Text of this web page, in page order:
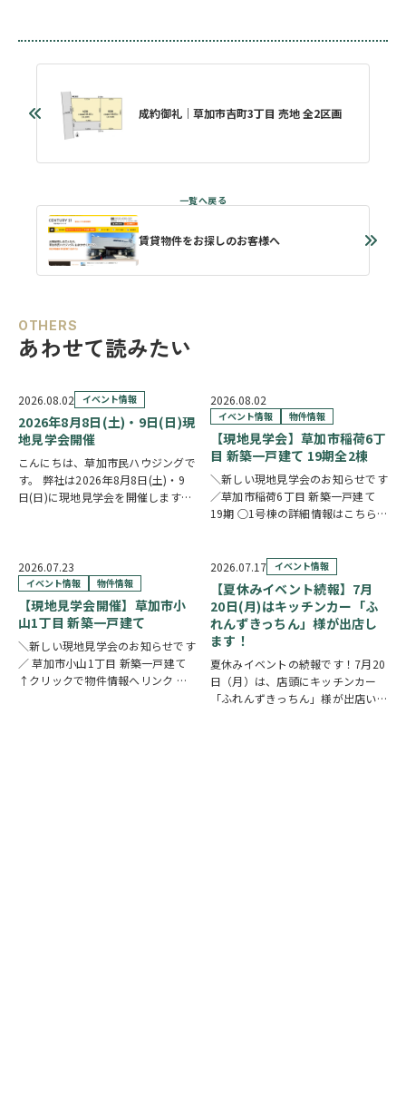
成約御礼｜草加市吉町3丁目 売地 全2区画
賃貸物件をお探しのお客様へ
OTHERS
あわせて読みたい
2026.08.02 イベント情報
2026年8月8日(土)・9日(日)現
地見学会開催
こんにちは、草加市民ハウジングで
す。 弊社は2026年8月8日(土)・9
日(日)に現地見学会を開催します！
直接物件を見ながらご説明さ…
2026.08.02
イベント情報 物件情報
【現地見学会】草加市稲荷6丁
目 新築一戸建て 19期全2棟
＼新しい現地見学会のお知らせです
／草加市稲荷6丁目 新築一戸建て
19期 ○1号棟の詳細情報はこちら
中心となるLDKは、17帖以上のゆと
り空間。食洗機付きカウンターキッ
チ…
2026.07.23
イベント情報 物件情報
【現地見学会開催】草加市小
山1丁目 新築一戸建て
＼新しい現地見学会のお知らせです
／ 草加市小山1丁目 新築一戸建て
↑クリックで物件情報へリンク お
2026.07.17 イベント情報
【夏休みイベント続報】7月
20日(月)はキッチンカー「ふ
れんずきっちん」様が出店し
ます！
夏休みイベントの続報です！7月20
日（月）は、店頭にキッチンカー
「ふれんずきっちん」様が出店いた